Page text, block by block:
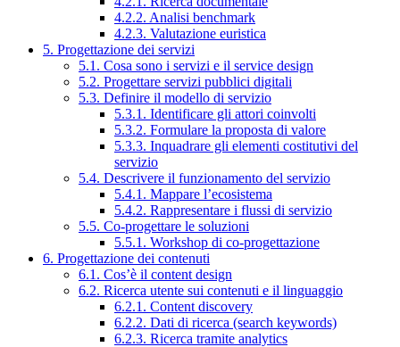
4.2.2. Analisi benchmark
4.2.3. Valutazione euristica
5. Progettazione dei servizi
5.1. Cosa sono i servizi e il service design
5.2. Progettare servizi pubblici digitali
5.3. Definire il modello di servizio
5.3.1. Identificare gli attori coinvolti
5.3.2. Formulare la proposta di valore
5.3.3. Inquadrare gli elementi costitutivi del
servizio
5.4. Descrivere il funzionamento del servizio
5.4.1. Mappare l’ecosistema
5.4.2. Rappresentare i flussi di servizio
5.5. Co-progettare le soluzioni
5.5.1. Workshop di co-progettazione
6. Progettazione dei contenuti
6.1. Cos’è il content design
6.2. Ricerca utente sui contenuti e il linguaggio
6.2.1. Content discovery
6.2.2. Dati di ricerca (search keywords)
6.2.3. Ricerca tramite analytics